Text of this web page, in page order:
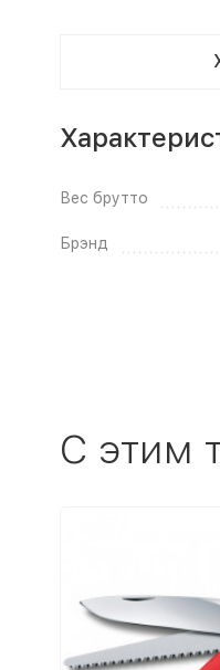
Вес брутто
Брэнд
C этим